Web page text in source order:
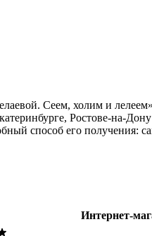
Сеем, холим и
Ростове-на-
способ его получения:
Интернет-